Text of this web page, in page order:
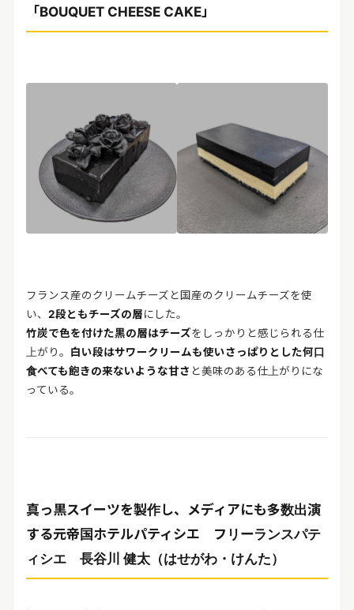
「BOUQUET CHEESE CAKE」
フランス産のクリームチーズと国産のクリームチーズを使
い、 2段ともチーズの層にした。
竹炭で色を付けた黒の層はチーズをしっかりと感じられる仕
上がり。 白い段はサワークリームも使いさっぱりとした何口
食べても飽きの来ないような甘さ と美味のある仕上がりにな
っている。
真っ黒スイーツを製作し、メディアにも多数出演
する元帝国ホテルパティシエ フ リーランスパテ
ィシエ 長谷川 健太（はせがわ・けんた）